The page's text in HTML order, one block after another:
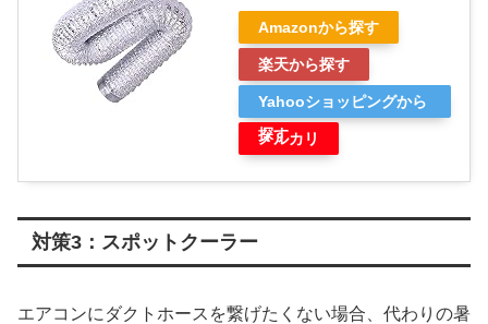
Amazonから探す
楽天から探す
Yahooショッピングから
探す
メルカリ
対策3：スポットクーラー
エアコンにダクトホースを繋げたくない場合、代わりの暑